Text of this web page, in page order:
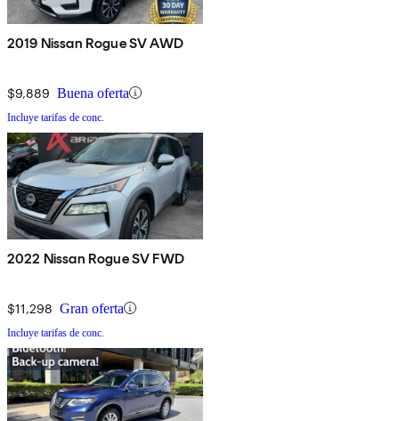
2019 Nissan Rogue SV AWD
$9,889 Buena oferta
Incluye tarifas de conc.
2022 Nissan Rogue SV FWD
$11,298 Gran oferta
Incluye tarifas de conc.